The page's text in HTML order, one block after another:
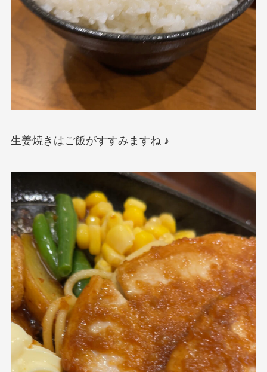
生姜焼きはご飯がすすみますね ♪